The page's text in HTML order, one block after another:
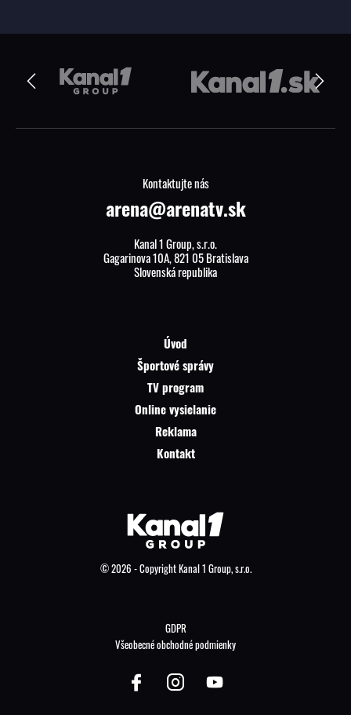
Kontaktujte nás
arena@arenatv.sk
Kanal 1 Group, s.r.o.
Gagarinova 10A, 821 05 Bratislava
Slovenská republika
Úvod
Športové správy
TV program
Online vysielanie
Reklama
Kontakt
© 2026 - Copyright Kanal 1 Group, s.r.o.
GDPR
Všeobecné obchodné podmienky